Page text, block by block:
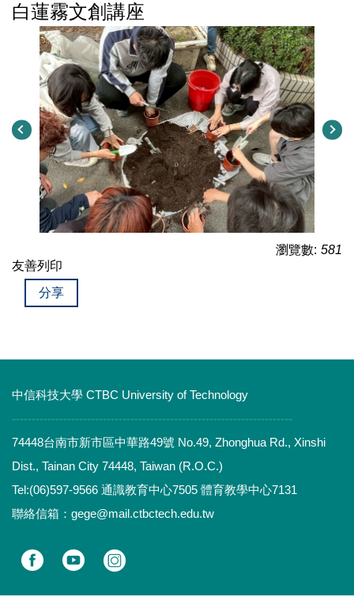
白蓮霧文創講座
瀏覽數: 581
友善列印
分享
中信科技大學 CTBC University of Technology
-----------------------------------------------------------------------
74448台南市新市區中華路49號 No.49, Zhonghua Rd., Xinshi
Dist., Tainan City 74448, Taiwan (R.O.C.)
Tel:(06)597-9566 通識教育中心7505 體育教學中心7131
聯絡信箱：gege@mail.ctbctech.edu.tw